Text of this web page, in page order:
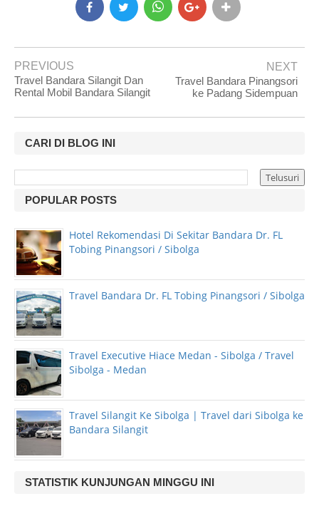
PREVIOUS
Travel Bandara Silangit Dan
Rental Mobil Bandara Silangit
NEXT
Travel Bandara Pinangsori
ke Padang Sidempuan
CARI DI BLOG INI
POPULAR POSTS
Hotel Rekomendasi Di Sekitar Bandara Dr. FL
Tobing Pinangsori / Sibolga
Travel Bandara Dr. FL Tobing Pinangsori / Sibolga
Travel Executive Hiace Medan - Sibolga / Travel
Sibolga - Medan
Travel Silangit Ke Sibolga | Travel dari Sibolga ke
Bandara Silangit
STATISTIK KUNJUNGAN MINGGU INI